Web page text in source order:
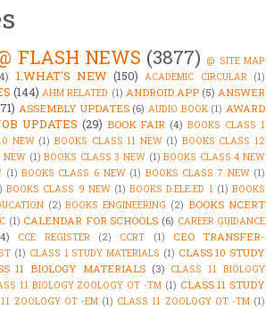
FLASH NEWS (3877) @ SITE MAP
1.WHAT'S NEW (150) ACADEMIC CIRCULAR (1)
(144) AHM RELATED (1) ANDROID APP (5) ANSWER
ASSEMBLY UPDATES (6) AUDIO BOOK (1) AWARD
UPDATES (29) BOOK FAIR (4) BOOKS CLASS 1
NEW (1) BOOKS CLASS 11 NEW (1) BOOKS CLASS 12
NEW (1) BOOKS CLASS 3 NEW (1) BOOKS CLASS 4 NEW
(1) BOOKS CLASS 6 NEW (1) BOOKS CLASS 7 NEW (1)
BOOKS CLASS 9 NEW (1) BOOKS D.ELE.ED 1 (1) BOOKS
(2) BOOKS ENGINEERING (2) BOOKS NCERT
(1) CALENDAR FOR SCHOOLS (6) CAREER GUIDANCE
CCE REGISTER (2) CCRT (1)
CEO TRANSFER-
(1) CLASS 1 STUDY MATERIALS (1) CLASS 10 STUDY
11 BIOLOGY MATERIALS (3) CLASS 11 BIOLOGY
11 BIOLOGY ZOOLOGY OT -TM (1) CLASS 11 STUDY
ZOOLOGY OT -EM (1) CLASS 11 ZOOLOGY OT -TM (1)